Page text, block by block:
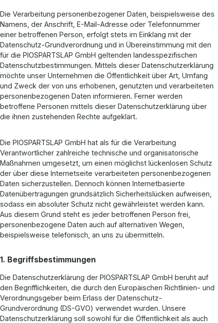
Die Verarbeitung personenbezogener Daten, beispielsweise des
Namens, der Anschrift, E-Mail-Adresse oder Telefonnummer
einer betroffenen Person, erfolgt stets im Einklang mit der
Datenschutz-Grundverordnung und in Übereinstimmung mit den
für die PIOSPARTSLAP GmbH geltenden landesspezifischen
Datenschutzbestimmungen. Mittels dieser Datenschutzerklärung
möchte unser Unternehmen die Öffentlichkeit über Art, Umfang
und Zweck der von uns erhobenen, genutzten und verarbeiteten
personenbezogenen Daten informieren. Ferner werden
betroffene Personen mittels dieser Datenschutzerklärung über
die ihnen zustehenden Rechte aufgeklärt.
Die PIOSPARTSLAP GmbH hat als für die Verarbeitung
Verantwortlicher zahlreiche technische und organisatorische
Maßnahmen umgesetzt, um einen möglichst lückenlosen Schutz
der über diese Internetseite verarbeiteten personenbezogenen
Daten sicherzustellen. Dennoch können Internetbasierte
Datenübertragungen grundsätzlich Sicherheitslücken aufweisen,
sodass ein absoluter Schutz nicht gewährleistet werden kann.
Aus diesem Grund steht es jeder betroffenen Person frei,
personenbezogene Daten auch auf alternativen Wegen,
beispielsweise telefonisch, an uns zu übermitteln.
1. Begriffsbestimmungen
Die Datenschutzerklärung der PIOSPARTSLAP GmbH beruht auf
den Begrifflichkeiten, die durch den Europäischen Richtlinien- und
Verordnungsgeber beim Erlass der Datenschutz-
Grundverordnung (DS-GVO) verwendet wurden. Unsere
Datenschutzerklärung soll sowohl für die Öffentlichkeit als auch